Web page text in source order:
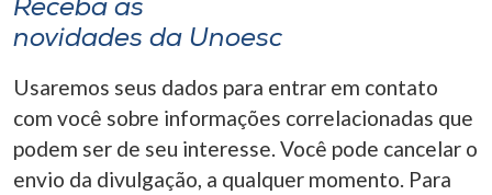
Receba as
novidades da Unoesc
Usaremos seus dados para entrar em contato
com você sobre informações correlacionadas que
podem ser de seu interesse. Você pode cancelar o
envio da divulgação, a qualquer momento. Para